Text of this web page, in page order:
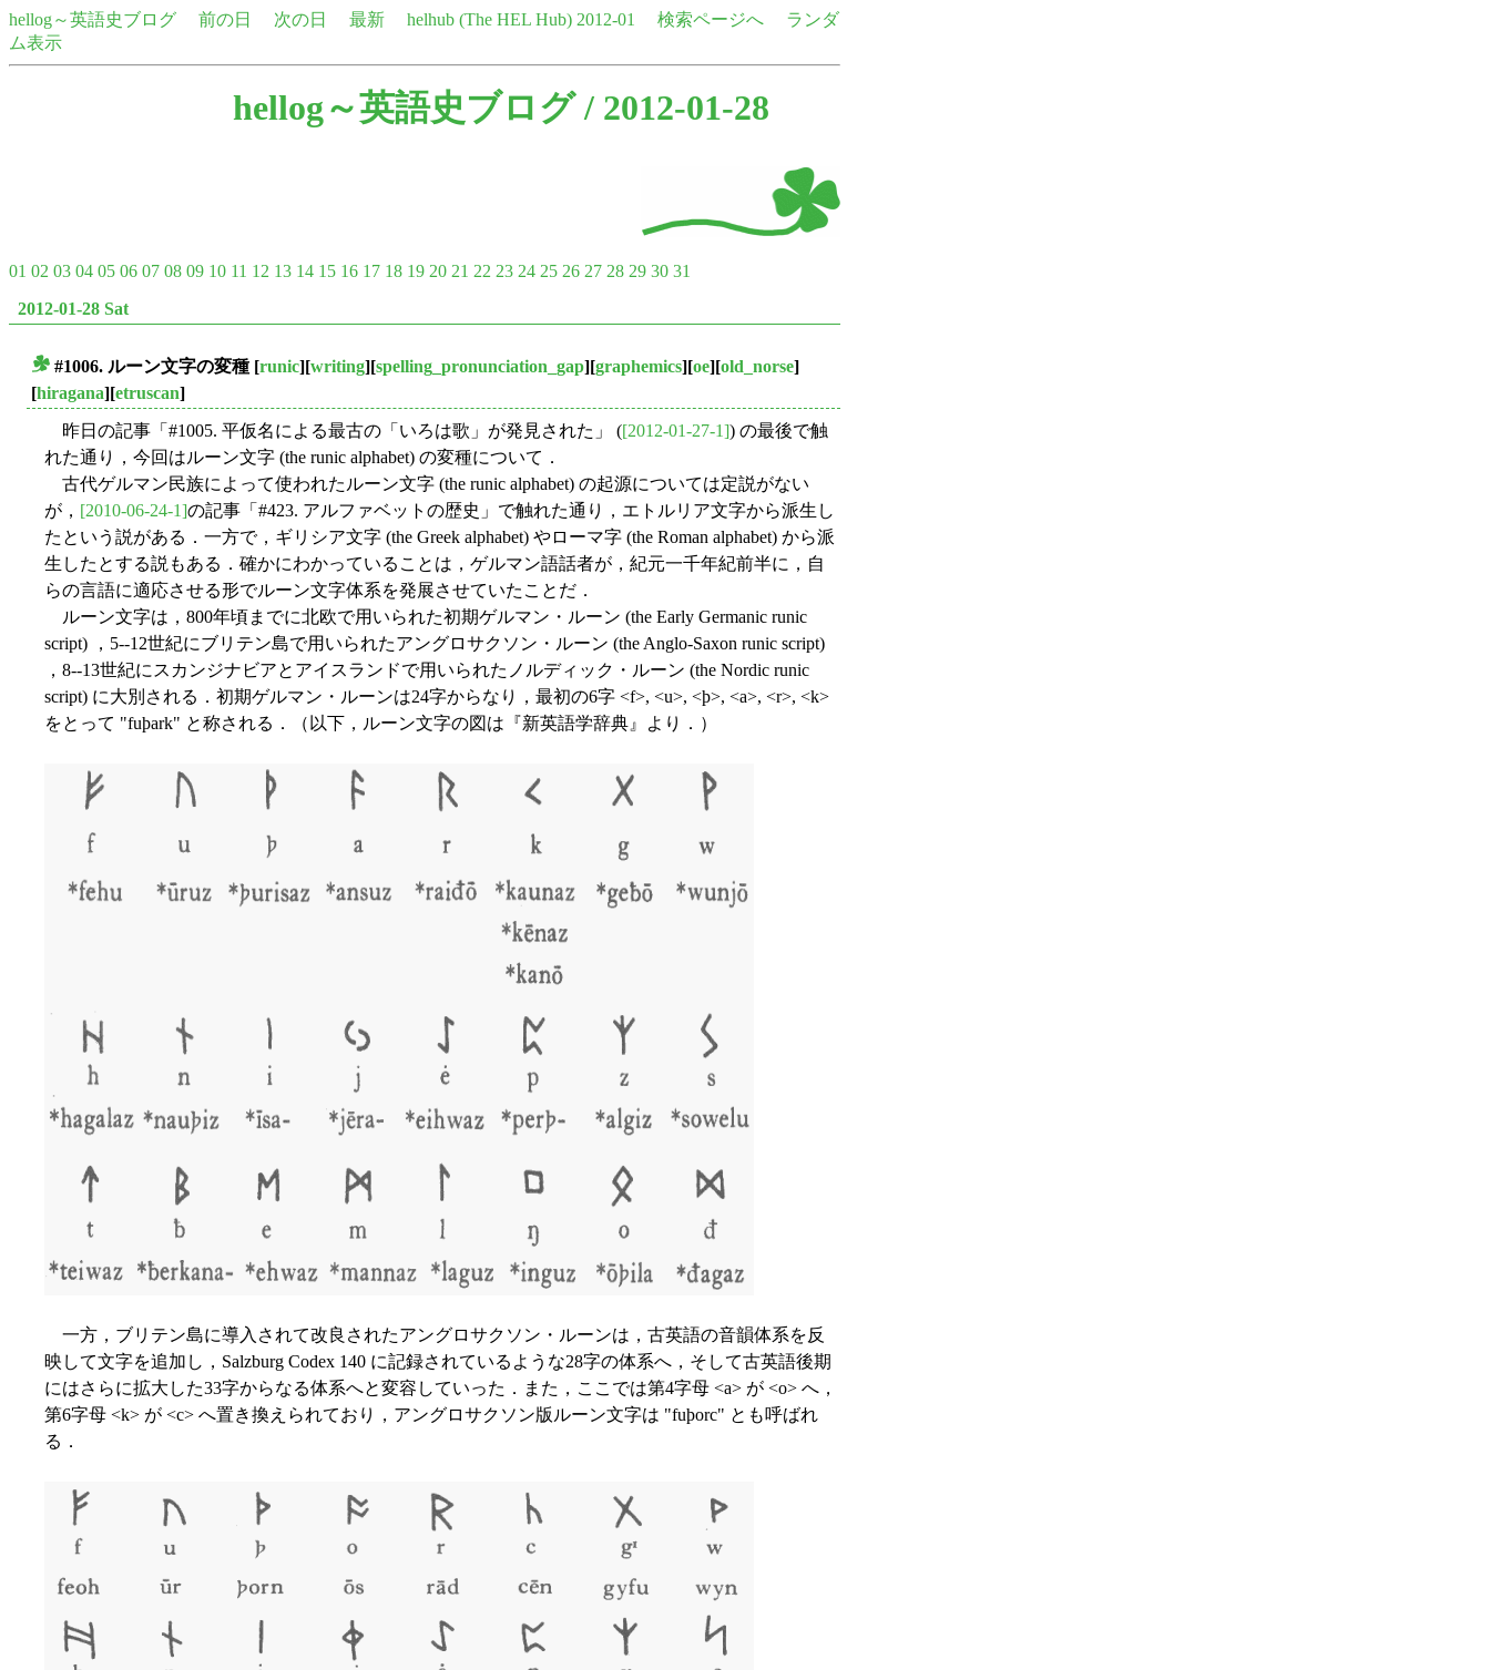
hellog～英語史ブログ 前の日 次の日 最新 helhub (The HEL Hub) 2012-01 検索ページへ
ランダ
ム表示
hellog～英語史ブログ/ 2012-01-28
01 02 03 04 05 06 07 08 09 10 11 12 13 14 15 16 17 18 19 20 21 22 23 24 25 26 27 28 29 30 31
2012-01-28 Sat
#1006. ルーン文字の変種 [runic][writing][spelling_pronunciation_gap][graphemics][oe][old_norse]
[hiragana][etruscan]
昨日の記事「#1005. 平仮名による最古の「いろは歌」が発見された」 ([2012-01-27-1]) の最後で触
れた通り，今回はルーン文字 (the runic alphabet) の変種について．
古代ゲルマン民族によって使われたルーン文字 (the runic alphabet) の起源については定説がない
が， [2010-06-24-1]の記事「#423. アルファベットの歴史」で触れた通り，エトルリア文字から派生し
たという説がある．一方で，ギリシア文字 (the Greek alphabet) やローマ字 (the Roman alphabet) から派
生したとする説もある．確かにわかっていることは，ゲルマン語話者が，紀元一千年紀前半に，自
らの言語に適応させる形でルーン文字体系を発展させていたことだ．
ルーン文字は，800年頃までに北欧で用いられた初期ゲルマン・ルーン (the Early Germanic runic
script) ，5--12世紀にブリテン島で用いられたアングロサクソン・ルーン (the Anglo-Saxon runic script)
，8--13世紀にスカンジナビアとアイスランドで用いられたノルディック・ルーン (the Nordic runic
script) に大別される．初期ゲルマン・ルーンは24字からなり，最初の6字 <f>, <u>, <þ>, <a>, <r>, <k>
をとって "fuþark" と称される．（以下，ルーン文字の図は『新英語学辞典』より．）
一方，ブリテン島に導入されて改良されたアングロサクソン・ルーンは，古英語の音韻体系を反
映して文字を追加し，Salzburg Codex 140 に記録されているような28字の体系へ，そして古英語後期
にはさらに拡大した33字からなる体系へと変容していった．また，ここでは第4字母 <a> が <o> へ，
第6字母 <k> が <c> へ置き換えられており，アングロサクソン版ルーン文字は "fuþorc" とも呼ばれ
る．